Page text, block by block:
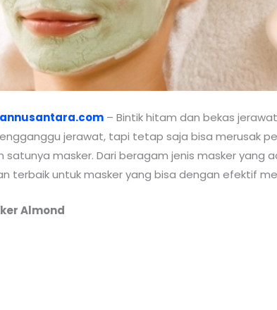
– Bintik hitam dan bekas
jerawat, tapi tetap saja bisa merusak
satunya masker. Dari beragam jenis masker yang
terbaik untuk masker yang bisa dengan efektif
Almond